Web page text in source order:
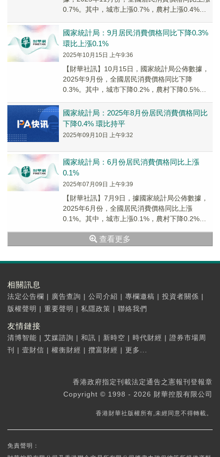
0.7%。其中，城市上漲0.7%，農村上漲0.4%；
國家統計局：9月居民消費價格同比下降0.3%
環比上漲0.1%
2025年10月15日 上午9:36
【財華社訊】10月15日，國家統計局公佈數據，
2025年9月份，全國居民消費價格同比下降
0.3%。其中，城市下降0.2%，農村下降0.5%；
國家統計局：2025年8月份居民消費價格同比
下降0.4% 環比持平
2025年09月10日 上午9:32
國家統計局：6月份居民消費價格同比上漲
0.1%
2025年07月09日 上午9:39
【財華社訊】7月9日，據國家統計局公佈數據，
2025年6月份，全國居民消費價格同比上漲
0.1%。其中，城市上漲0.1%，農村下降0.2%；
查看更多
相關訊息
法定公告欄 | 廣告查詢 | 公司介紹 | 專欄邀稿 | 投資者關係 |
版權聲明 | 重要聲明 | 私隱政策 | 聯絡我們
友情鏈接
清博智能 | 艾媒諮詢 | 和訊 | 新時空 | 時代財經 | 證券市場周
刊
| 壹財信 | 權衡財經 | 攬富財經 | 更多...
香港政府指定刊載法定通告之憲報刊登報章
Copyright © 1998 - 2026 財華控股有限公司
香港財華社版權所有,未經同意不得轉載。
免責聲明：